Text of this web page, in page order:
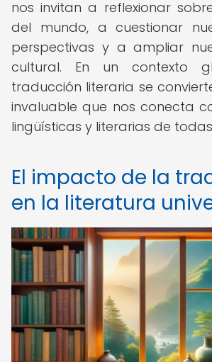
nos invitan a reflexionar
del mundo, a cuestionar
perspectivas y a ampliar
cultural. En un contexto
traducción literaria se
invaluable que nos conecta
lingüísticas y literarias de
El impacto de la
en la literatura